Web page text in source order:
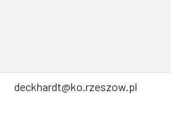
deckhardt@ko.rzeszow.pl